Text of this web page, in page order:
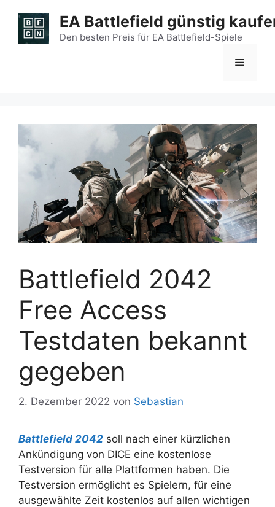
Inhalt
springen
EA Battlefield günstig
Den besten Preis für EA Battlefield-Spiele
Menü
Battlefield 2042
Free Access
Testdaten bekannt
gegeben
2. Dezember 2022 von Sebastian
Battlefield 2042 soll nach einer kürzlichen
Ankündigung von DICE eine kostenlose
Testversion für alle Plattformen haben. Die
Testversion ermöglicht es Spielern, für eine
ausgewählte Zeit kostenlos auf allen wichtigen